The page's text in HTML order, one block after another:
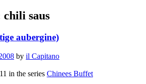
chili saus
aubergine)
by il Capitano
in the series Chinees Buffet